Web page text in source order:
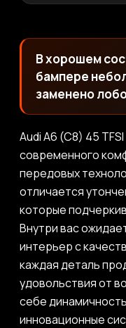
В хорошем
бампере
заменено
Audi A6 (C8) 45
современного
передовых
отличается
которые
Внутри вас
интерьер с
каждая деталь
удовольствия от
себе
инновационные